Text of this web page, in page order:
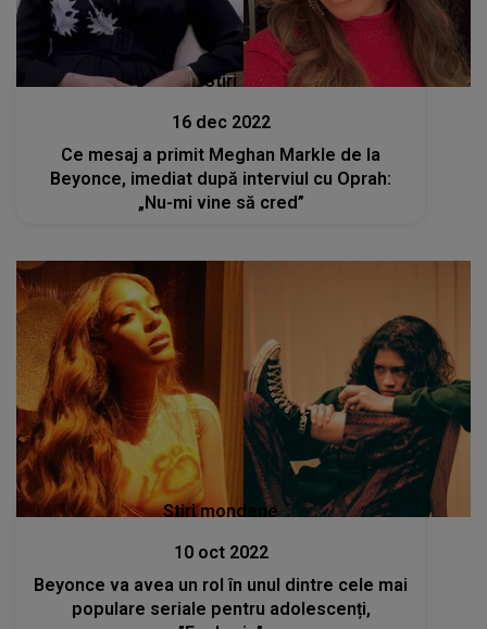
Stiri
16 dec 2022
Ce mesaj a primit Meghan Markle de la
Beyonce, imediat după interviul cu Oprah:
„Nu-mi vine să cred”
Stiri mondene
10 oct 2022
Beyonce va avea un rol în unul dintre cele mai
populare seriale pentru adolescenți,